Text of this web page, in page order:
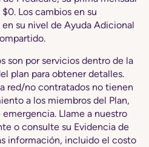
Los cambios en su
su nivel de Ayuda Adicional
son por servicios dentro de la
plan para obtener detalles.
red/no contratados no tienen
a los miembros del Plan,
Llame a nuestro
o consulte su Evidencia de
información, incluido el costo